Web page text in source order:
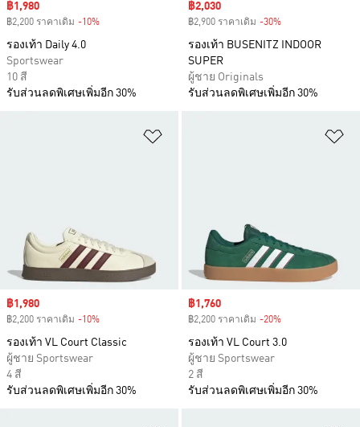
Sale price
฿1,980
฿2,200 ราคาเดิม -10%
รองเท้า Daily 4.0
Sportswear
10 สี
รับส่วนลดพิเศษเพิ่มอีก 30%
Sale price
฿2,030
฿2,900 ราคาเดิม -30%
รองเท้า BUSENITZ INDOOR
SUPER
ผู้ชาย Originals
รับส่วนลดพิเศษเพิ่มอีก 30%
Sale price
฿1,980
฿2,200 ราคาเดิม -10%
รองเท้า VL Court Classic
ผู้ชาย Sportswear
4 สี
รับส่วนลดพิเศษเพิ่มอีก 30%
Sale price
฿1,760
฿2,200 ราคาเดิม -20%
รองเท้า VL Court 3.0
ผู้ชาย Sportswear
2 สี
รับส่วนลดพิเศษเพิ่มอีก 30%